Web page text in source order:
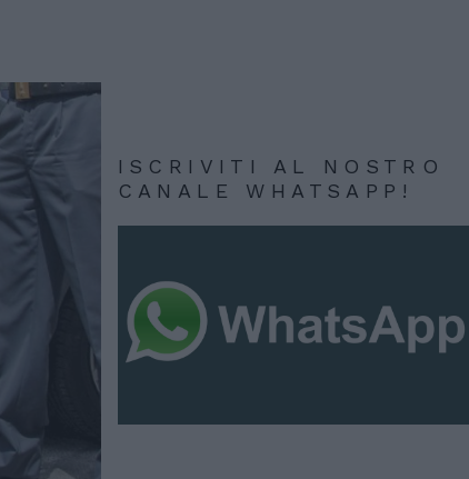
ISCRIVITI AL NOSTRO
CANALE WHATSAPP!